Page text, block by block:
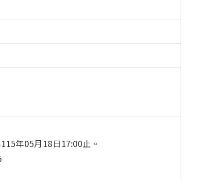
年05月18日17:00止。